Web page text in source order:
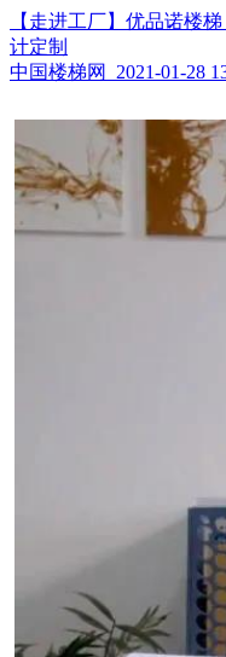
【走进工厂】优品诺楼
计定制
中国楼梯网 2021-01-28